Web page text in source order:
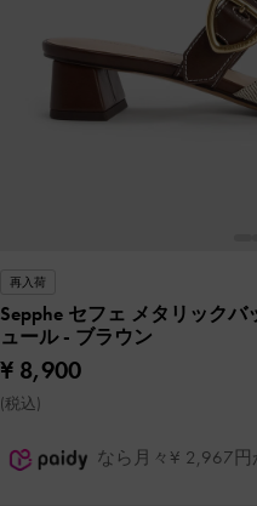
再入荷
Sepphe セフェ メタリック
ュール- ブラウン
¥ 8,900
(税込)
なら月々¥ 2,967